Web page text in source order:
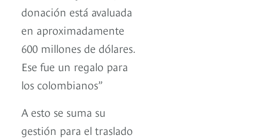
donación está avaluada
en aproximadamente
600 millones de dólares.
Ese fue un regalo para
los colombianos”
A esto se suma su
gestión para el traslado